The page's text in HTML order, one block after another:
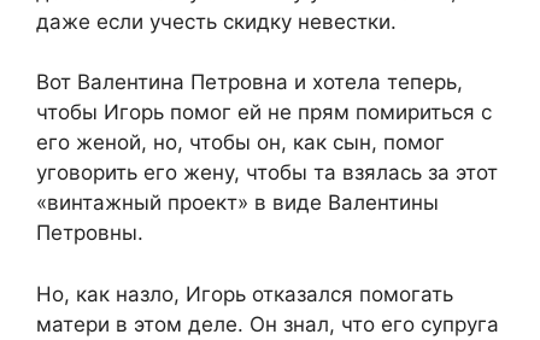
даже если учесть скидку невестки.
Вот Валентина Петровна и хотела теперь,
чтобы Игорь помог ей не прям помириться с
его женой, но, чтобы он, как сын, помог
уговорить его жену, чтобы та взялась за этот
«винтажный проект» в виде Валентины
Петровны.
Но, как назло, Игорь отказался помогать
матери в этом деле. Он знал, что его супруга